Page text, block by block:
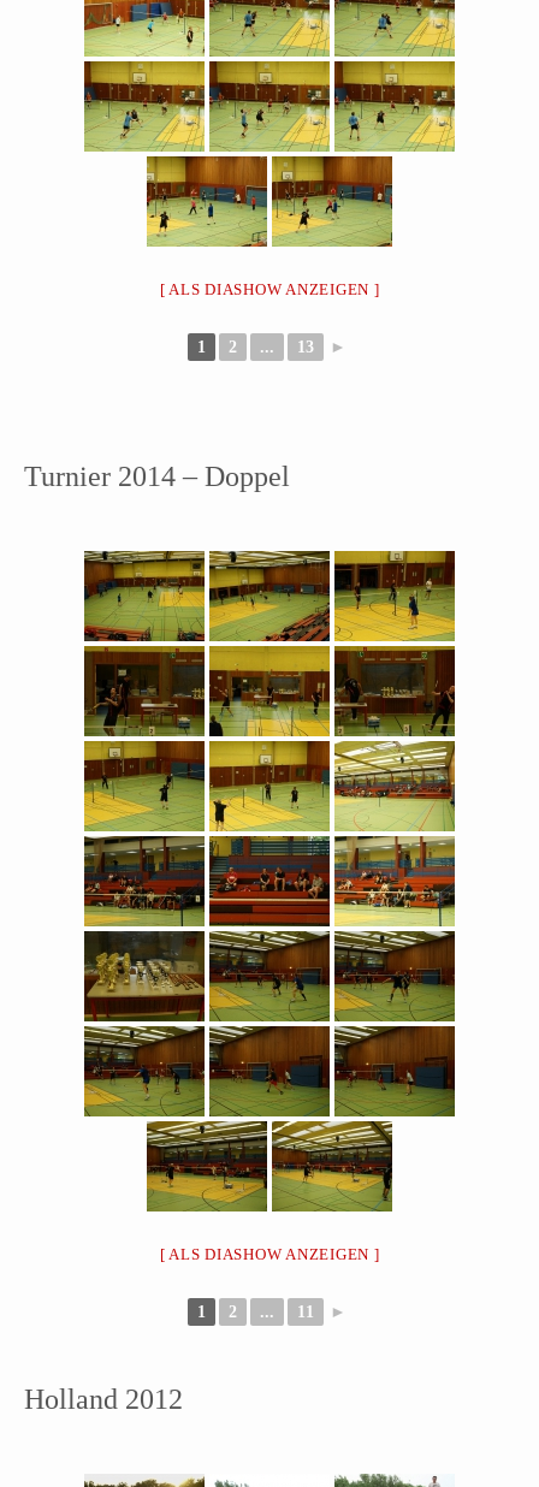
[ ALS DIASHOW ANZEIGEN ]
1 2 ... 13 ►
Turnier 2014 – Doppel
[ ALS DIASHOW ANZEIGEN ]
1 2 ... 11 ►
Holland 2012